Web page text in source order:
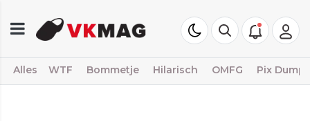
Alles WTF Bommetje Hilarisch OMFG Pix Dump